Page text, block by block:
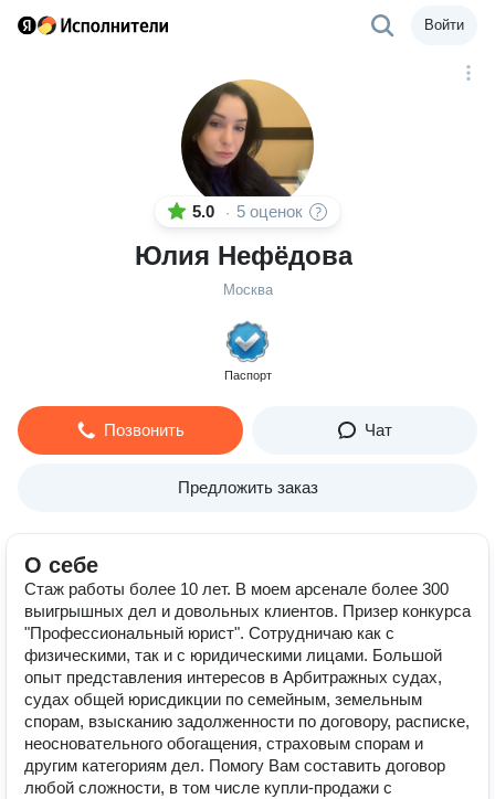
Войти
5.0 · 5 оценок
Юлия Нефёдова
Москва
Паспорт
Позвонить Чат
Предложить заказ
О себе
Стаж работы более 10 лет. В моем арсенале более 300
выигрышных дел и довольных клиентов. Призер конкурса
"Профессиональный юрист". Сотрудничаю как с
физическими, так и с юридическими лицами. Большой
опыт представления интересов в Арбитражных судах,
судах общей юрисдикции по семейным, земельным
спорам, взысканию задолженности по договору, расписке,
неосновательного обогащения, страховым спорам и
другим категориям дел. Помогу Вам составить договор
любой сложности, в том числе купли-продажи с